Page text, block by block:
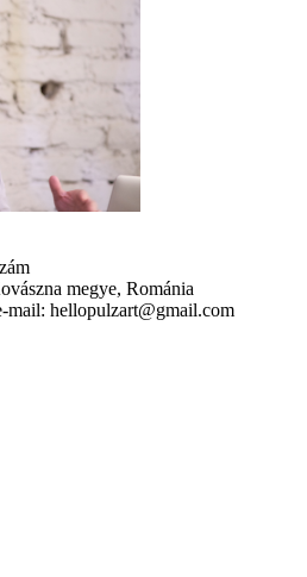
megye, Románia
mail: hellopulzart@gmail.com